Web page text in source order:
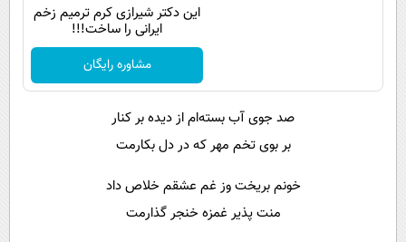
حیات وحش
این دکتر شیرازی کرم ترمیم زخم
ایرانی را ساخت!!!
مشاوره رایگان
صد جوی آب بسته‌ام از دیده بر کنار
بر بوی تخم مهر که در دل بکارمت
خونم بریخت وز غم عشقم خلاص داد
منت پذیر غمزه خنجر گذارمت